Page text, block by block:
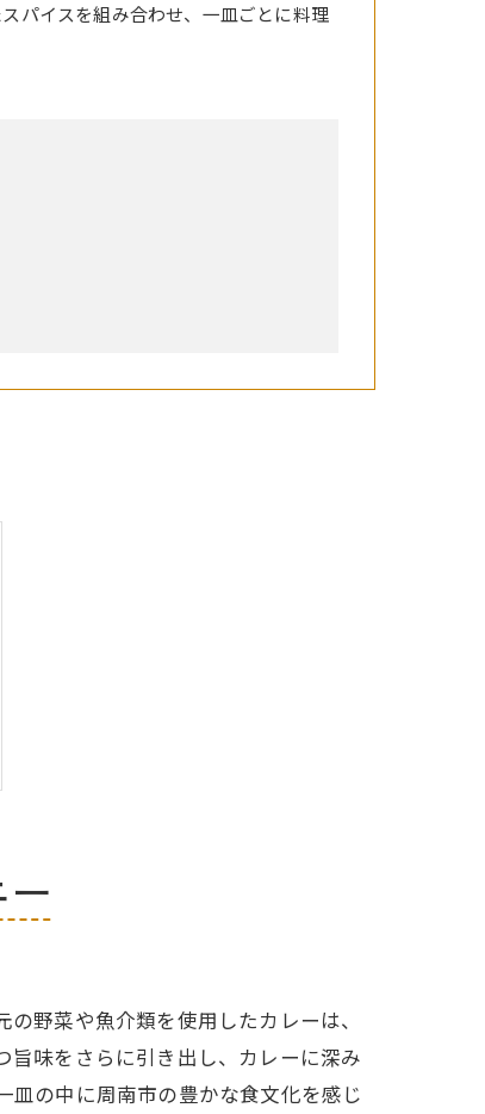
パイスを組み合わせ、一皿ごとに料理
野菜や魚介類を使用したカレーは、
味をさらに引き出し、カレーに深み
の中に周南市の豊かな食文化を感じ